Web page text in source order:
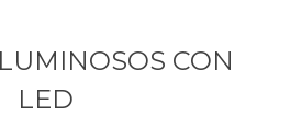
CON
LED